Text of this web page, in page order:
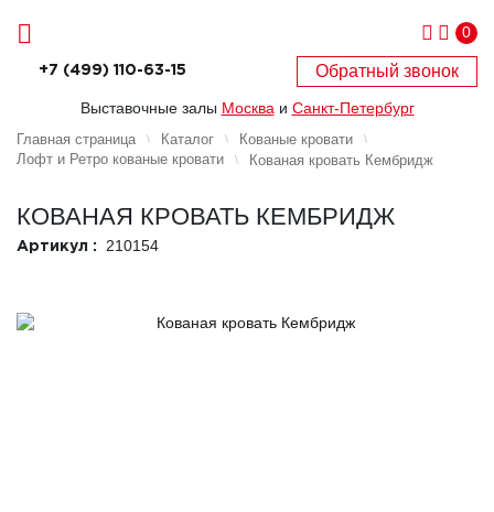
0
+7 (499) 110-63-15 Обратный звонок
Выставочные залы Москва и Санкт-Петербург
Главная страница Каталог
Кованые кровати
Лофт и Ретро кованые кровати
Кованая кровать Кембридж
КОВАНАЯ КРОВАТЬ КЕМБРИДЖ
Артикул : 210154